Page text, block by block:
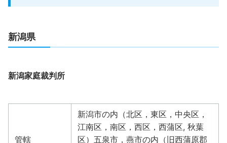
新潟県
新潟家庭裁判所
管轄
新潟市の内（北区，東区，中央区，
江南区，南区，西区，西蒲区, 秋葉
区）五泉市，燕市の内（旧西蒲原郡